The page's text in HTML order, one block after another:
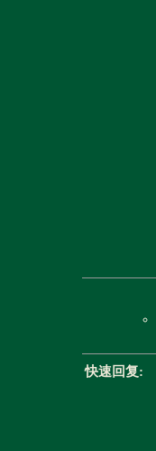
快速回复: